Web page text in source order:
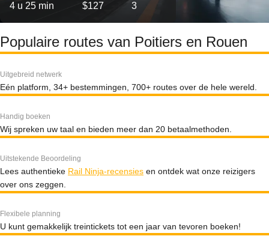
4 u 25 min $127 3
Populaire routes van Poitiers en Rouen
Uitgebreid netwerk
Eén platform, 34+ bestemmingen, 700+ routes over de hele wereld.
Handig boeken
Wij spreken uw taal en bieden meer dan 20 betaalmethoden.
Uitstekende Beoordeling
Lees authentieke Rail Ninja-recensies en ontdek wat onze reizigers
over ons zeggen.
Flexibele planning
U kunt gemakkelijk treintickets tot een jaar van tevoren boeken!